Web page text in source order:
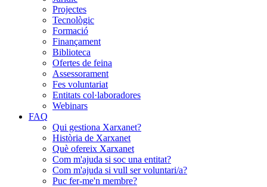
Projectes
Tecnològic
Formació
Finançament
Biblioteca
Ofertes de feina
Assessorament
Fes voluntariat
Entitats col·laboradores
Webinars
FAQ
Qui gestiona Xarxanet?
Història de Xarxanet
Què ofereix Xarxanet
Com m'ajuda si soc una entitat?
Com m'ajuda si vull ser voluntari/a?
Puc fer-me'n membre?